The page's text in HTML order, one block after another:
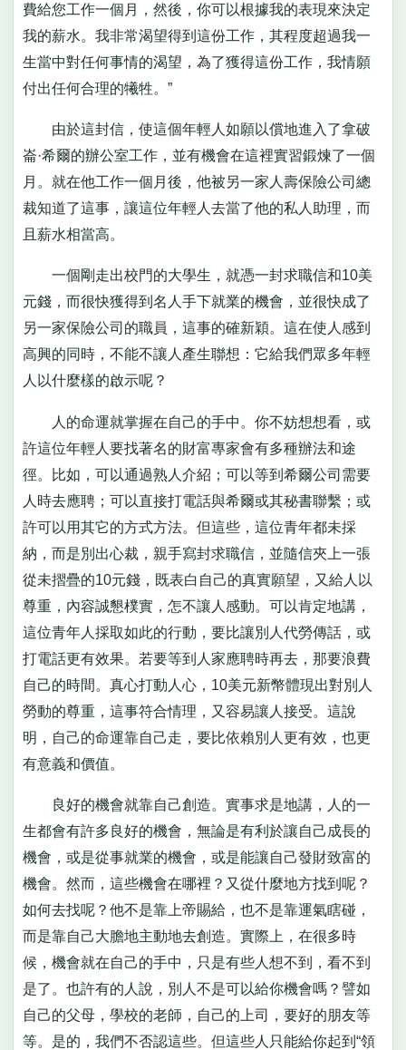
費給您工作一個月，然後，你可以根據我的表現來決定
我的薪水。我非常渴望得到這份工作，其程度超過我一
生當中對任何事情的渴望，為了獲得這份工作，我情願
付出任何合理的犧牲。”
由於這封信，使這個年輕人如願以償地進入了拿破
崙·希爾的辦公室工作，並有機會在這裡實習鍛煉了一個
月。就在他工作一個月後，他被另一家人壽保險公司總
裁知道了這事，讓這位年輕人去當了他的私人助理，而
且薪水相當高。
一個剛走出校門的大學生，就憑一封求職信和10美
元錢，而很快獲得到名人手下就業的機會，並很快成了
另一家保險公司的職員，這事的確新穎。這在使人感到
高興的同時，不能不讓人產生聯想：它給我們眾多年輕
人以什麼樣的啟示呢？
人的命運就掌握在自己的手中。你不妨想想看，或
許這位年輕人要找著名的財富專家會有多種辦法和途
徑。比如，可以通過熟人介紹；可以等到希爾公司需要
人時去應聘；可以直接打電話與希爾或其秘書聯繫；或
許可以用其它的方式方法。但這些，這位青年都未採
納，而是別出心裁，親手寫封求職信，並隨信夾上一張
從未摺疊的10元錢，既表白自己的真實願望，又給人以
尊重，內容誠懇樸實，怎不讓人感動。可以肯定地講，
這位青年人採取如此的行動，要比讓別人代勞傳話，或
打電話更有效果。若要等到人家應聘時再去，那要浪費
自己的時間。真心打動人心，10美元新幣體現出對別人
勞動的尊重，這事符合情理，又容易讓人接受。這說
明，自己的命運靠自己走，要比依賴別人更有效，也更
有意義和價值。
良好的機會就靠自己創造。實事求是地講，人的一
生都會有許多良好的機會，無論是有利於讓自己成長的
機會，或是從事就業的機會，或是能讓自己發財致富的
機會。然而，這些機會在哪裡？又從什麼地方找到呢？
如何去找呢？他不是靠上帝賜給，也不是靠運氣瞎碰，
而是靠自己大膽地主動地去創造。實際上，在很多時
候，機會就在自己的手中，只是有些人想不到，看不到
是了。也許有的人說，別人不是可以給你機會嗎？譬如
自己的父母，學校的老師，自己的上司，要好的朋友等
等。是的，我們不否認這些。但這些人只能給你起到“領